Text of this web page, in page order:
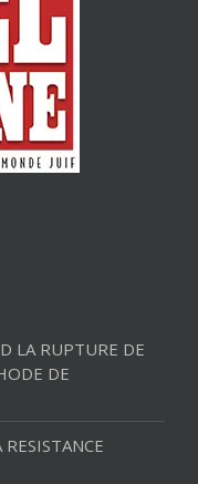
LA RUPTURE DE
DE